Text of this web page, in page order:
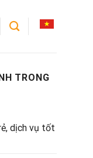
TRONG
dịch vụ tốt